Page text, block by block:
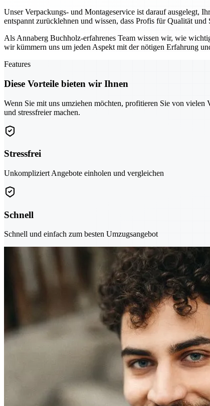
Unser Verpackungs- und Montageservice ist darauf ausgelegt,
entspannt zurücklehnen und wissen, dass Profis für Qualität
Als Annaberg Buchholz-erfahrenes Team wissen wir, wie
wir kümmern uns um jeden Aspekt mit der nötigen Erfahrung
Features
Diese Vorteile bieten wir Ihnen
Wenn Sie mit uns umziehen möchten, profitieren Sie von
und stressfreier machen.
Stressfrei
Unkompliziert Angebote einholen und vergleichen
Schnell
Schnell und einfach zum besten Umzugsangebot